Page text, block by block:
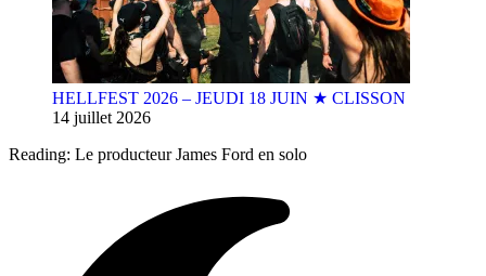
HELLFEST 2026 – JEUDI 18 JUIN ★ CLISSON
14 juillet 2026
Reading: Le producteur James Ford en solo